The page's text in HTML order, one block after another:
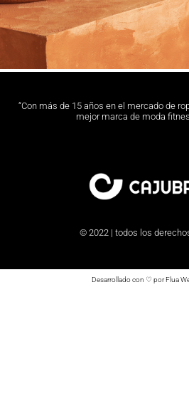
“Con más de 15 años en el mercado de
mejor marca de moda
© 2022 | todos los
Desarrollado con ♡ por Flua